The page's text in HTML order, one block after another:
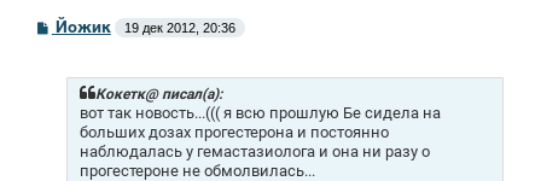
СЙожик 19 дек 2012, 20:36
Кокетк@ писал(а):
вот так новость...((( я всю прошлую Бе сидела на
больших дозах прогестерона и постоянно
наблюдалась у гемастазиолога и она ни разу о
прогестероне не обмолвилась...